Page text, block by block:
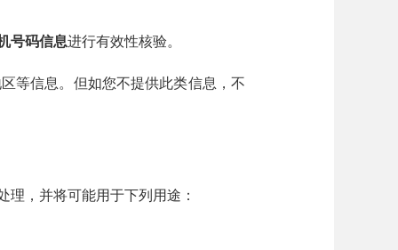
号码信息进行有效性核验。
信息。但如您不提供此类信息，不
，并将可能用于下列用途：